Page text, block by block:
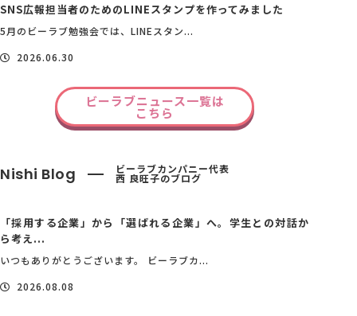
SNS広報担当者のためのLINEスタンプを作ってみました
5月のビーラブ勉強会では、LINEスタン...
2026.06.30
ビーラブニュース一覧は
こちら
Nishi Blog ビーラブカンパニー代表
西 良旺子のブログ
「採用する企業」から「選ばれる企業」へ。学生との対話か
ら考え...
いつもありがとうございます。 ビーラブカ...
2026.08.08